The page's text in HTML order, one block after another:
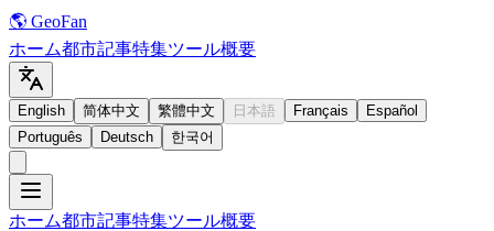
🌎 GeoFan
ホーム都市記事特集ツール概要
English 简体中文 繁體中文 日本語 Français
Español
Português
Deutsch 한국어
ホーム都市記事特集ツール概要